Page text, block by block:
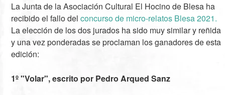
La Junta de la Asociación Cultural El Hocino de Blesa ha
recibido el fallo delconcurso de micro-relatos Blesa 2021.
La elección de los dos jurados ha sido muy similar y reñida
y una vez ponderadas se proclaman los ganadores de esta
edición:
1º "Volar", escrito por Pedro Arqued Sanz